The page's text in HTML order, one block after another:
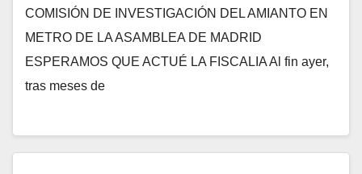
COMISIÓN DE INVESTIGACIÓN DEL AMIANTO EN
METRO DE LA ASAMBLEA DE MADRID
ESPERAMOS QUE ACTUÉ LA FISCALIA Al fin ayer,
tras meses de